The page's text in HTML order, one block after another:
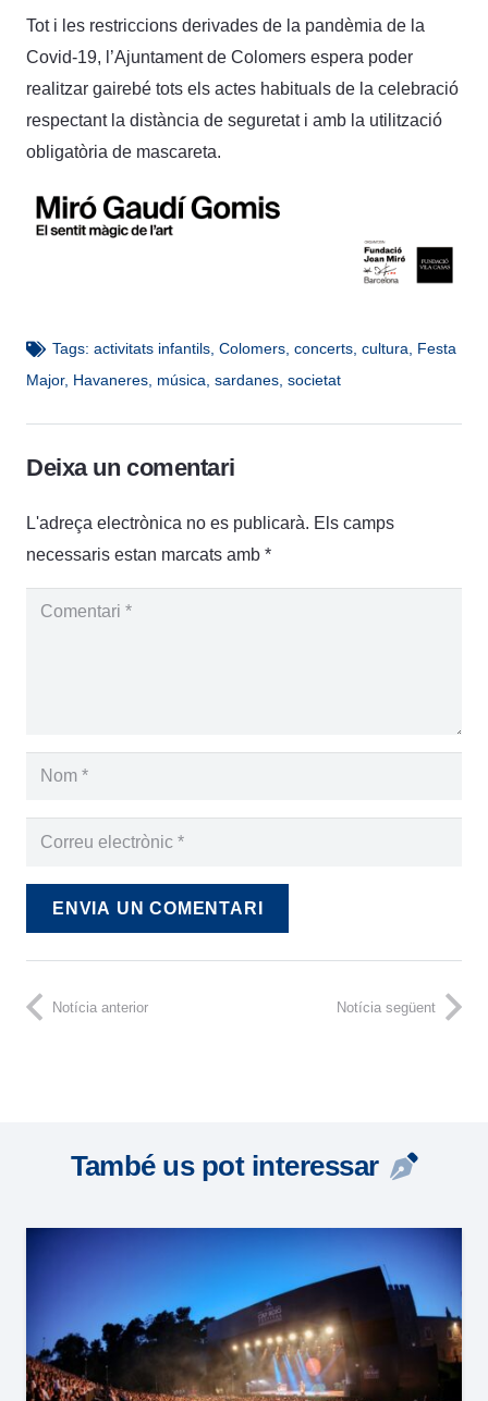
Tot i les restriccions derivades de la pandèmia de la
Covid-19, l’Ajuntament de Colomers espera poder
realitzar gairebé tots els actes habituals de la celebració
respectant la distància de seguretat i amb la utilització
obligatòria de mascareta.
Tags: activitats infantils, Colomers, concerts, cultura
Festa
Major, Havaneres música sardanes societat
Deixa un comentari
L'adreça electrònica no es publicarà. Els camps
necessaris estan marcats amb *
ENVIA UN COMENTARI
Notícia anterior Notícia següent
També us pot interessar